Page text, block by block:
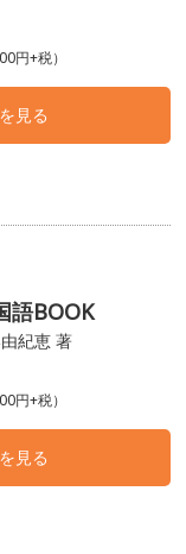
円+税）
見る
語BOOK
紀恵 著
円+税）
見る